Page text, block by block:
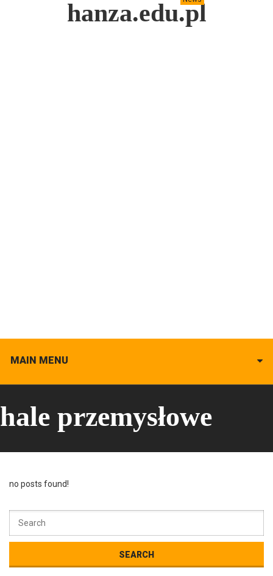
hanza.edu.pl
MAIN MENU
hale przemysłowe
no posts found!